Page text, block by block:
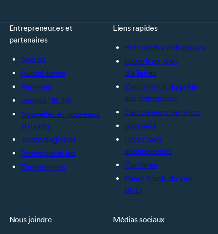
Entrepreneur.es et
partenaires
Noir.es
Autochtones
Femmes
Jeunes (18-39)
Nouvelles et nouveaux
arrivants
Technologiques
Professionel.les
Fournisseurs
Liens rapides
Prêt petites entreprises
Gabarit de plan
d’affaires
Calculatrice de prêts
aux entreprises
Calculateurs de ratios
Glossaire
Gérer mes
abonnements
Carrières
Panel Points de vue
BDC
Nous joindre Médias sociaux